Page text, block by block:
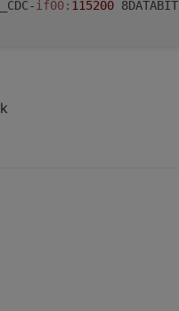
if00: 115200